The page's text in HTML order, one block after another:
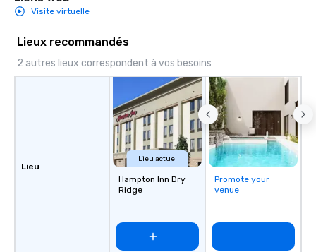
Visite virtuelle
Lieux recommandés
2 autres lieux correspondent à vos besoins
Lieu
Lieu actuel
Hampton Inn Dry
Ridge
Promote your
venue